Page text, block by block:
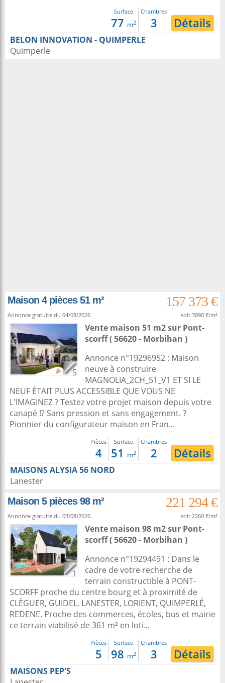
Surface
77 m2
Chambres
3 Détails
BELON INNOVATION - QUIMPERLE
Quimperle
Maison 4 pièces 51 m² 157 373 €
Annonce gratuite du 04/08/2026. soit 3090 €/m²
5
Vente maison 51 m2sur Pont-
scorff( 56620 - Morbihan )
Annonce n°19296952 : Maison
neuve à construire
MAGNOLIA_2CH_51_V1 ET SI LE
NEUF ÉTAIT PLUS ACCESSIBLE QUE VOUS NE
L'IMAGINEZ ? Testez votre projet maison depuis votre
canapé !? Sans pression et sans engagement. ?
Pionnier du configurateur maison en Fran...
Pièces
4
Surface
51 m2
Chambres
2 Détails
MAISONS ALYSIA 56 NORD
Lanester
Maison 5 pièces 98 m²
221 294 €
Annonce gratuite du 03/08/2026. soit 2260 €/m²
1
Vente maison 98 m2sur Pont-
scorff( 56620 - Morbihan )
Annonce n°19294491 : Dans le
cadre de votre recherche de
terrain constructible à PONT-
SCORFF proche du centre bourg et à proximité de
CLÉGUER, GUIDEL, LANESTER, LORIENT, QUIMPERLÉ,
REDENE. Proche des commerces, écoles, bus et mairie
ce terrain viabilisé de 361 m² en loti...
Pièces
5
Surface
98 m2
Chambres
3 Détails
MAISONS PEP'S